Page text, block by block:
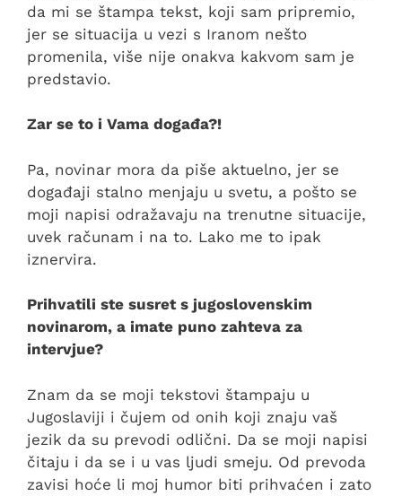
da mi se štampa tekst, koji sam pripremio,
jer se situacija u vezi s Iranom nešto
promenila, više nije onakva kakvom sam je
predstavio.
Zar se to i Vama događa?!
Pa, novinar mora da piše aktuelno, jer se
događaji stalno menjaju u svetu, a pošto se
moji napisi odražavaju na trenutne situacije,
uvek računam i na to. Lako me to ipak
iznervira.
Prihvatili ste susret s jugoslovenskim
novinarom, a imate puno zahteva za
intervjue?
Znam da se moji tekstovi štampaju u
Jugoslaviji i čujem od onih koji znaju vaš
jezik da su prevodi odlični. Da se moji napisi
čitaju i da se i u vas ljudi smeju. Od prevoda
zavisi hoće li moj humor biti prihvaćen i zato